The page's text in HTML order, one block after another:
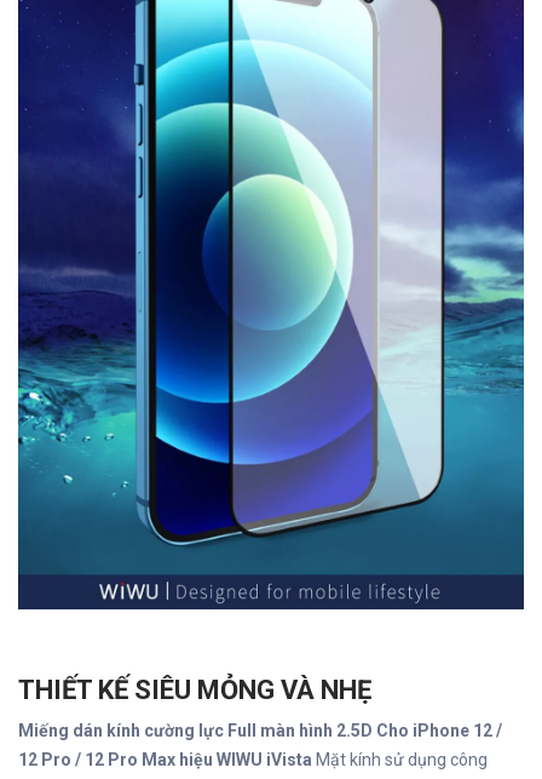
THIẾT KẾ SIÊU MỎNG VÀ NHẸ
Miếng dán kính cường lực Full màn hình 2.5D Cho iPhone 12 /
12 Pro / 12 Pro Max hiệu WIWU iVista Mặt kính sử dụng công